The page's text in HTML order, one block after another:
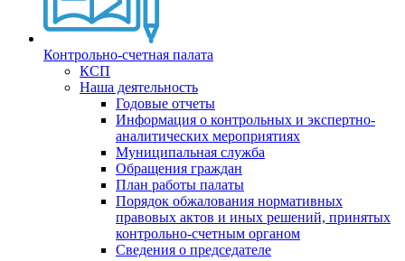
Контрольно-счетная палата
КСП
Наша деятельность
Годовые отчеты
Информация о контрольных и экспертно-
аналитических мероприятиях
Муниципальная служба
Обращения граждан
План работы палаты
Порядок обжалования нормативных
правовых актов и иных решений, принятых
контрольно-счетным органом
Сведения о председателе